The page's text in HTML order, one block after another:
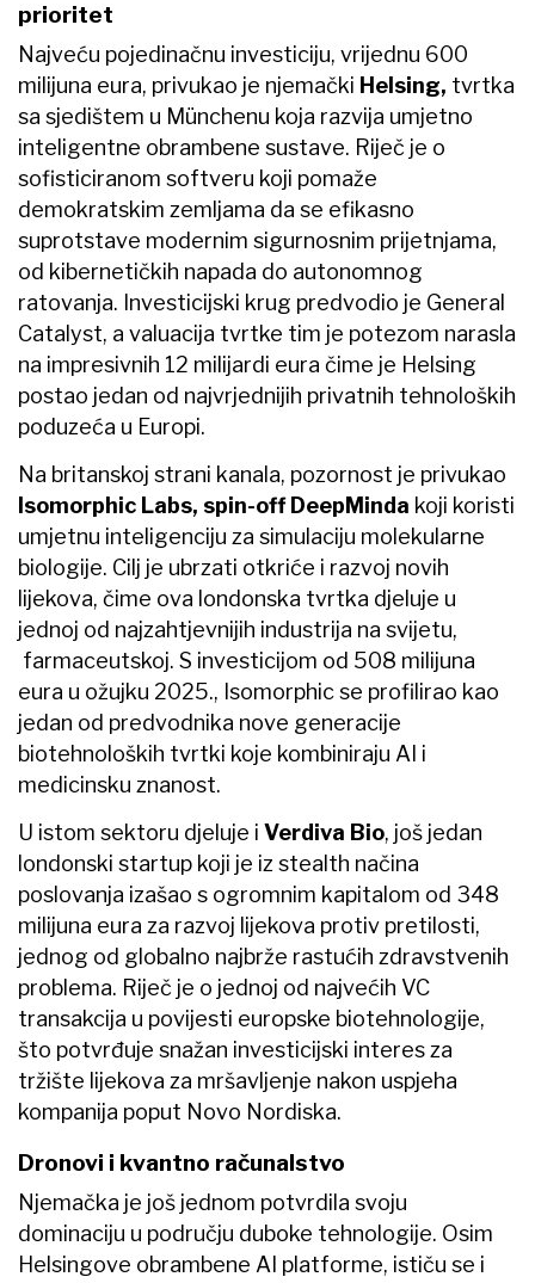
prioritet
Najveću pojedinačnu investiciju, vrijednu 600
milijuna eura, privukao je njemački Helsing, tvrtka
sa sjedištem u Münchenu koja razvija umjetno
inteligentne obrambene sustave. Riječ je o
sofisticiranom softveru koji pomaže
demokratskim zemljama da se efikasno
suprotstave modernim sigurnosnim prijetnjama,
od kibernetičkih napada do autonomnog
ratovanja. Investicijski krug predvodio je General
Catalyst, a valuacija tvrtke tim je potezom narasla
na impresivnih 12 milijardi eura čime je Helsing
postao jedan od najvrjednijih privatnih tehnoloških
poduzeća u Europi.
Na britanskoj strani kanala, pozornost je privukao
Isomorphic Labs, spin-off DeepMinda koji koristi
umjetnu inteligenciju za simulaciju molekularne
biologije. Cilj je ubrzati otkriće i razvoj novih
lijekova, čime ova londonska tvrtka djeluje u
jednoj od najzahtjevnijih industrija na svijetu,
farmaceutskoj. S investicijom od 508 milijuna
eura u ožujku 2025., Isomorphic se profilirao kao
jedan od predvodnika nove generacije
biotehnoloških tvrtki koje kombiniraju AI i
medicinsku znanost.
U istom sektoru djeluje i Verdiva Bio, još jedan
londonski startup koji je iz stealth načina
poslovanja izašao s ogromnim kapitalom od 348
milijuna eura za razvoj lijekova protiv pretilosti,
jednog od globalno najbrže rastućih zdravstvenih
problema. Riječ je o jednoj od najvećih VC
transakcija u povijesti europske biotehnologije,
što potvrđuje snažan investicijski interes za
tržište lijekova za mršavljenje nakon uspjeha
kompanija poput Novo Nordiska.
Dronovi i kvantno računalstvo
Njemačka je još jednom potvrdila svoju
dominaciju u području duboke tehnologije. Osim
Helsingove obrambene AI platforme, ističu se i